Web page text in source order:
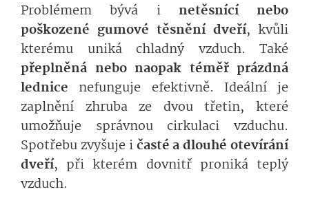
Problémem bývá i netěsnící nebo
poškozené gumové těsnění dveří, kvůli
kterému uniká chladný vzduch. Také
přeplněná nebo naopak téměř prázdná
lednice nefunguje efektivně. Ideální je
zaplnění zhruba ze dvou třetin, které
umožňuje správnou cirkulaci vzduchu.
Spotřebu zvyšuje ičasté a dlouhé otevírání
dveří, při kterém dovnitř proniká teplý
vzduch.